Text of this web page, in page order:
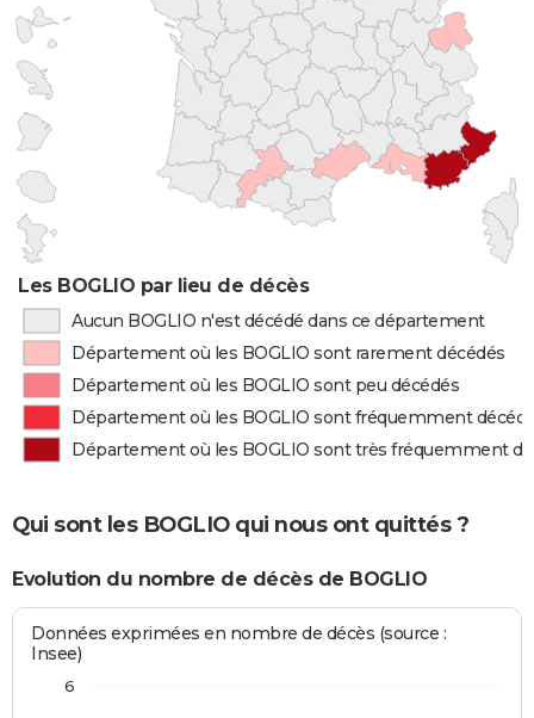
Les BOGLIO par lieu de décès
Aucun BOGLIO n'est décédé dans ce département
Département où les BOGLIO sont rarement décédés
Département où les BOGLIO sont peu décédés
Département où les BOGLIO sont fréquemment
Département où les BOGLIO sont très fréquemment
Qui sont les BOGLIO qui nous ont quittés ?
Evolution du nombre de décès de BOGLIO
Données exprimées en nombre de décès (source :
Insee)
6